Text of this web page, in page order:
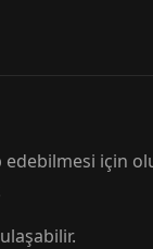
edebilmesi için